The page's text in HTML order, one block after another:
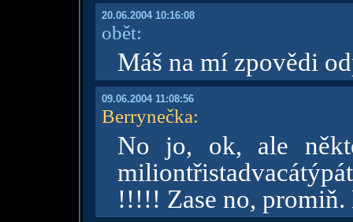
20.06.2004 10:16:08
obět:
Máš na mí zpovědi
09.06.2004 11:08:56
Berrynečka:
No jo, ok, ale
!!!!! Zase no,